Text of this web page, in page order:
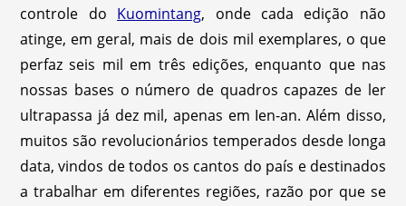
controle do Kuomintang, onde cada edição não
atinge, em geral, mais de dois mil exemplares, o que
perfaz seis mil em três edições, enquanto que nas
nossas bases o número de quadros capazes de ler
ultrapassa já dez mil, apenas em Ien-an. Além disso,
muitos são revolucionários temperados desde longa
data, vindos de todos os cantos do país e destinados
a trabalhar em diferentes regiões, razão por que se